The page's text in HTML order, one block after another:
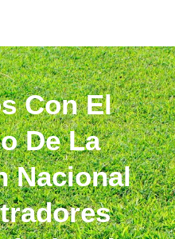
Con El
De La
Nacional